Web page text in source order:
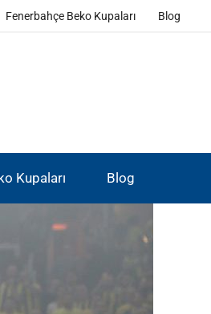
Fenerbahçe Beko Kupaları Blog
Kupaları Blog